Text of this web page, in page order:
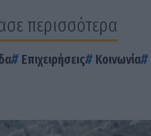
περισσότερα
Επιχειρήσεις Κοινωνία